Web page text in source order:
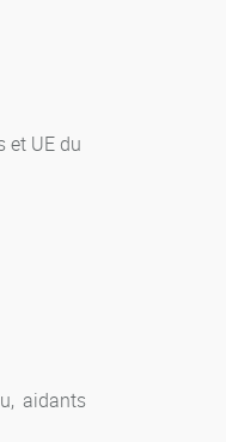
et UE du
aidants